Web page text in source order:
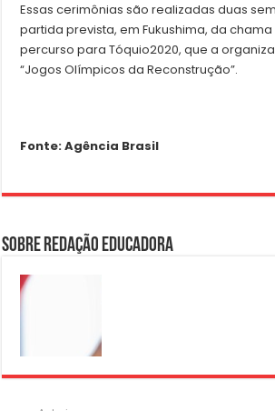
Essas cerimônias são realizadas duas
partida prevista, em Fukushima, da
percurso para Tóquio2020, que a
“Jogos Olímpicos da Reconstrução”.
Fonte: Agência Brasil
Sobre Redação Educadora